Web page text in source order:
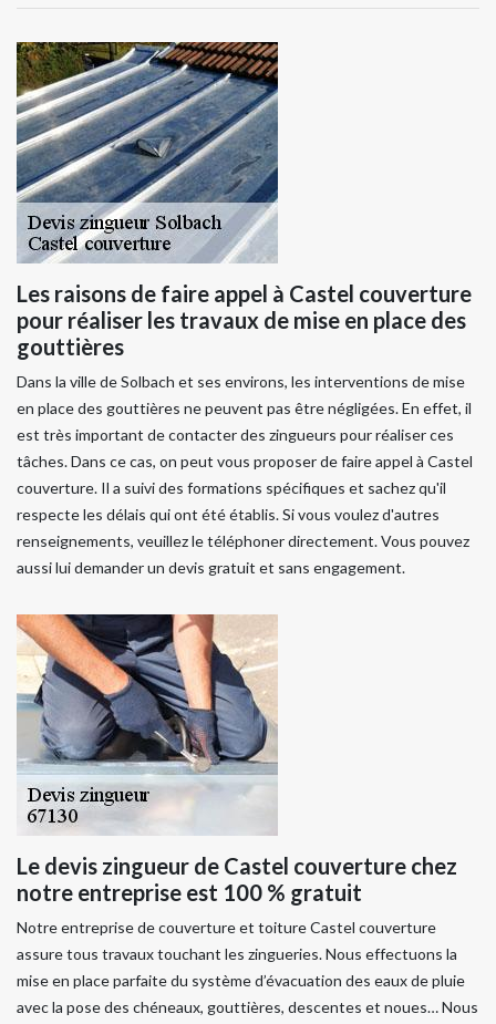
Les raisons de faire appel à Castel couverture
pour réaliser les travaux de mise en place des
gouttières
Dans la ville de Solbach et ses environs, les interventions de mise
en place des gouttières ne peuvent pas être négligées. En effet, il
est très important de contacter des zingueurs pour réaliser ces
tâches. Dans ce cas, on peut vous proposer de faire appel à Castel
couverture. Il a suivi des formations spécifiques et sachez qu'il
respecte les délais qui ont été établis. Si vous voulez d'autres
renseignements, veuillez le téléphoner directement. Vous pouvez
aussi lui demander un devis gratuit et sans engagement.
Le devis zingueur de Castel couverture chez
notre entreprise est 100 % gratuit
Notre entreprise de couverture et toiture Castel couverture
assure tous travaux touchant les zingueries. Nous effectuons la
mise en place parfaite du système d’évacuation des eaux de pluie
avec la pose des chéneaux, gouttières, descentes et noues… Nous